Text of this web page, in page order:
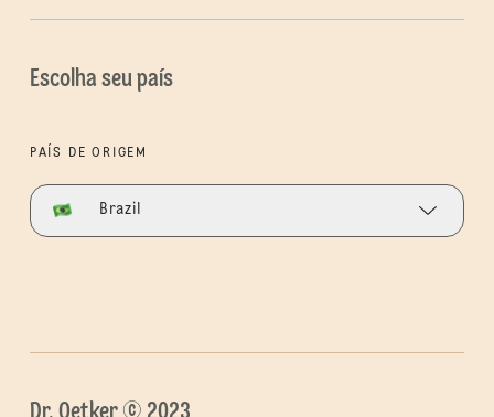
Escolha seu país
PAÍS DE ORIGEM
Brazil